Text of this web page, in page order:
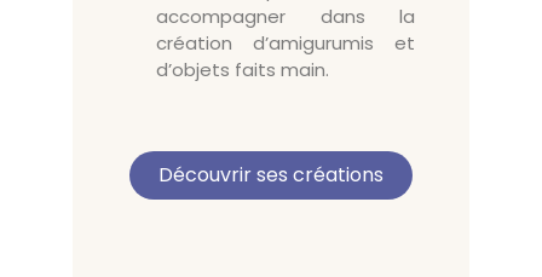
accompagner dans la
création d’amigurumis et
d’objets faits main.
Découvrir ses créations